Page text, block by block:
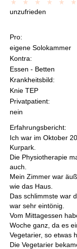
unzufrieden
Pro:
eigene Solokammer
Kontra:
Essen - Betten
Krankheitsbild:
Knie TEP
Privatpatient:
nein
Erfahrungsbericht:
Ich war im Oktober
Kurpark.
Die Physiotherapie
auch.
Mein Zimmer war
wie das Haus.
Das schlimmste war
war sehr eintönig.
Vom Mittagessen
Woche ganz, da es
Vegetarier, so etwas
Die Vegetarier